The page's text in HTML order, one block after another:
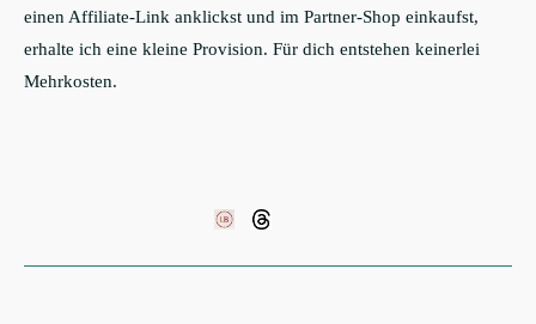
einen Affiliate-Link anklickst und im Partner-Shop einkaufst,
erhalte ich eine kleine Provision. Für dich entstehen keinerlei
Mehrkosten.